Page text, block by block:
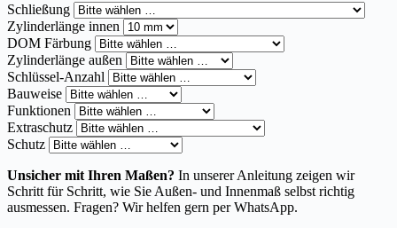
Schließung
Zylinderlänge innen
DOM Färbung
Zylinderlänge außen
Schlüssel-Anzahl
Bauweise
Funktionen
Extraschutz
Schutz
Unsicher mit Ihren Maßen? In unserer Anleitung zeigen wir
Schritt für Schritt, wie Sie Außen- und Innenmaß selbst richtig
ausmessen. Fragen? Wir helfen gern per WhatsApp.